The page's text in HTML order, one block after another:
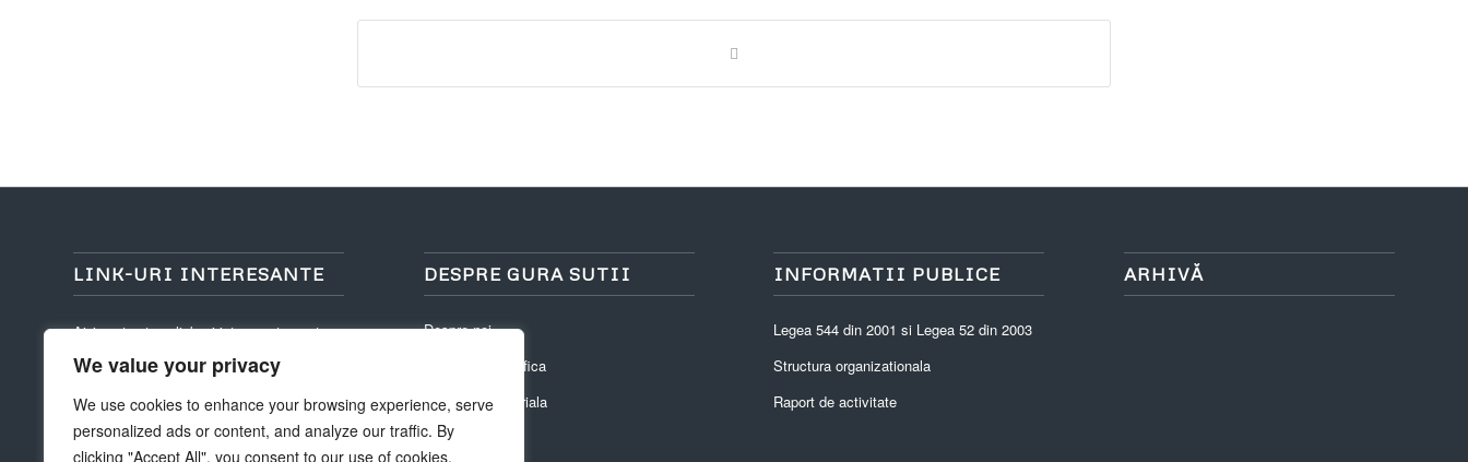
We value your privacy
We use cookies to enhance your browsing experience, serve
personalized ads or content, and analyze our traffic. By
clicking "Accept All", you consent to our use of cookies.
LINK-URI INTERESANTE
Aici sunt cateva link-uri interesante pentru
DESPRE GURA SUTII
Despre noi
Asezare geografica
Structura Teritoriala
INFORMATII PUBLICE
Legea 544 din 2001 si Legea 52 din 2003
Structura organizationala
Raport de activitate
ARHIVĂ